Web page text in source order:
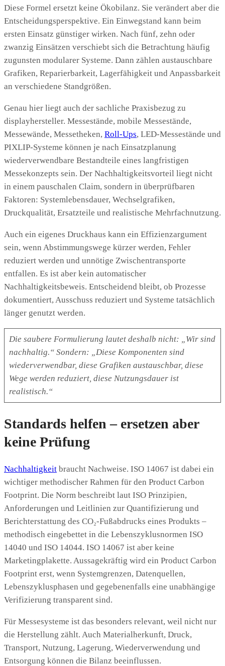
Diese Formel ersetzt keine Ökobilanz. Sie verändert aber die
Entscheidungsperspektive. Ein Einwegstand kann beim
ersten Einsatz günstiger wirken. Nach fünf, zehn oder
zwanzig Einsätzen verschiebt sich die Betrachtung häufig
zugunsten modularer Systeme. Dann zählen austauschbare
Grafiken, Reparierbarkeit, Lagerfähigkeit und Anpassbarkeit
an verschiedene Standgrößen.
Genau hier liegt auch der sachliche Praxisbezug zu
displayhersteller. Messestände, mobile Messestände,
Messewände, Messetheken, Roll-Ups, LED-Messestände und
PIXLIP-Systeme können je nach Einsatzplanung
wiederverwendbare Bestandteile eines langfristigen
Messekonzepts sein. Der Nachhaltigkeitsvorteil liegt nicht
in einem pauschalen Claim, sondern in überprüfbaren
Faktoren: Systemlebensdauer, Wechselgrafiken,
Druckqualität, Ersatzteile und realistische Mehrfachnutzung.
Auch ein eigenes Druckhaus kann ein Effizienzargument
sein, wenn Abstimmungswege kürzer werden, Fehler
reduziert werden und unnötige Zwischentransporte
entfallen. Es ist aber kein automatischer
Nachhaltigkeitsbeweis. Entscheidend bleibt, ob Prozesse
dokumentiert, Ausschuss reduziert und Systeme tatsächlich
länger genutzt werden.
Die saubere Formulierung lautet deshalb nicht: „Wir sind
nachhaltig.“ Sondern: „Diese Komponenten sind
wiederverwendbar, diese Grafiken austauschbar, diese
Wege werden reduziert, diese Nutzungsdauer ist
realistisch.“
Standards helfen – ersetzen aber
keine Prüfung
Nachhaltigkeit braucht Nachweise. ISO 14067 ist dabei ein
wichtiger methodischer Rahmen für den Product Carbon
Footprint. Die Norm beschreibt laut ISO Prinzipien,
Anforderungen und Leitlinien zur Quantifizierung und
Berichterstattung des CO₂-Fußabdrucks eines Produkts –
methodisch eingebettet in die Lebenszyklusnormen ISO
14040 und ISO 14044. ISO 14067 ist aber keine
Marketingplakette. Aussagekräftig wird ein Product Carbon
Footprint erst, wenn Systemgrenzen, Datenquellen,
Lebenszyklusphasen und gegebenenfalls eine unabhängige
Verifizierung transparent sind.
Für Messesysteme ist das besonders relevant, weil nicht nur
die Herstellung zählt. Auch Materialherkunft, Druck,
Transport, Nutzung, Lagerung, Wiederverwendung und
Entsorgung können die Bilanz beeinflussen.